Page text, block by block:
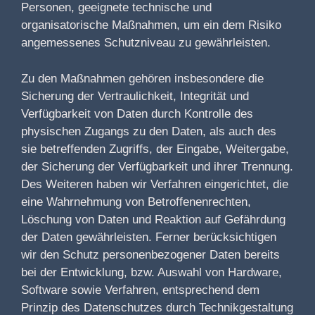
Personen, geeignete technische und
organisatorische Maßnahmen, um ein dem Risiko
angemessenes Schutzniveau zu gewährleisten.
Zu den Maßnahmen gehören insbesondere die
Sicherung der Vertraulichkeit, Integrität und
Verfügbarkeit von Daten durch Kontrolle des
physischen Zugangs zu den Daten, als auch des
sie betreffenden Zugriffs, der Eingabe, Weitergabe,
der Sicherung der Verfügbarkeit und ihrer Trennung.
Des Weiteren haben wir Verfahren eingerichtet, die
eine Wahrnehmung von Betroffenenrechten,
Löschung von Daten und Reaktion auf Gefährdung
der Daten gewährleisten. Ferner berücksichtigen
wir den Schutz personenbezogener Daten bereits
bei der Entwicklung, bzw. Auswahl von Hardware,
Software sowie Verfahren, entsprechend dem
Prinzip des Datenschutzes durch Technikgestaltung